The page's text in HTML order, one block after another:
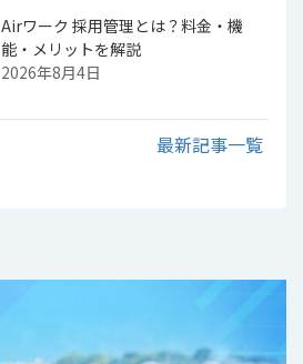
Airワーク 採用管理とは？料金・機
能・メリットを解説
2026年8月4日
最新記事一覧